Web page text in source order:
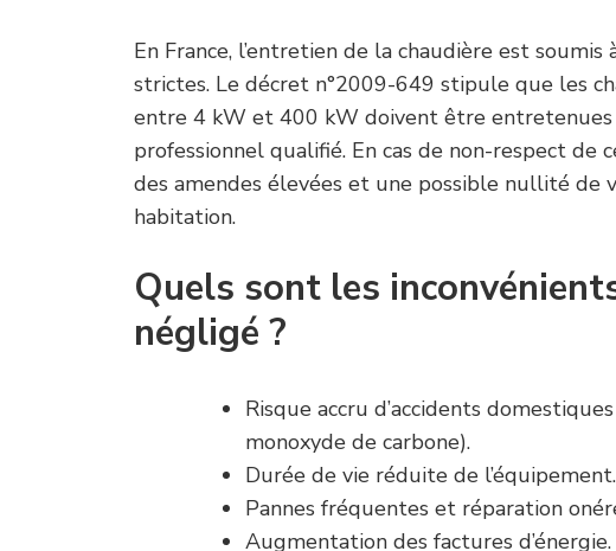
En France, l’entretien de la chaudière est
strictes. Le décret n°2009-649 stipule que les
entre 4 kW et 400 kW doivent être
professionnel qualifié. En cas de non-respect de
des amendes élevées et une possible nullité de
habitation.
Quels sont les
négligé ?
Risque accru d’accidents
monoxyde de carbone).
Durée de vie réduite de l’équipement.
Pannes fréquentes et réparation
Augmentation des factures d’énergie.